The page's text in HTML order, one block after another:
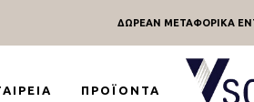
ΔΩΡΕΑΝ ΜΕΤΑΦΟΡΙΚΑ
ΠΡΟΪΌΝΤΑ